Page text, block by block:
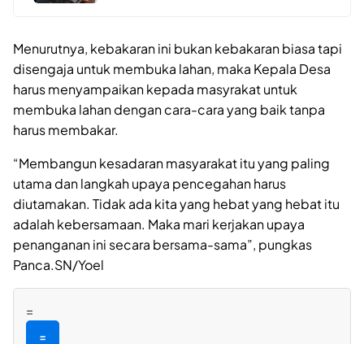
Menurutnya, kebakaran ini bukan kebakaran biasa tapi
disengaja untuk membuka lahan, maka Kepala Desa
harus menyampaikan kepada masyrakat untuk
membuka lahan dengan cara-cara yang baik tanpa
harus membakar.
“Membangun kesadaran masyarakat itu yang paling
utama dan langkah upaya pencegahan harus
diutamakan. Tidak ada kita yang hebat yang hebat itu
adalah kebersamaan. Maka mari kerjakan upaya
penanganan ini secara bersama-sama”, pungkas
Panca.SN/Yoel
=
=